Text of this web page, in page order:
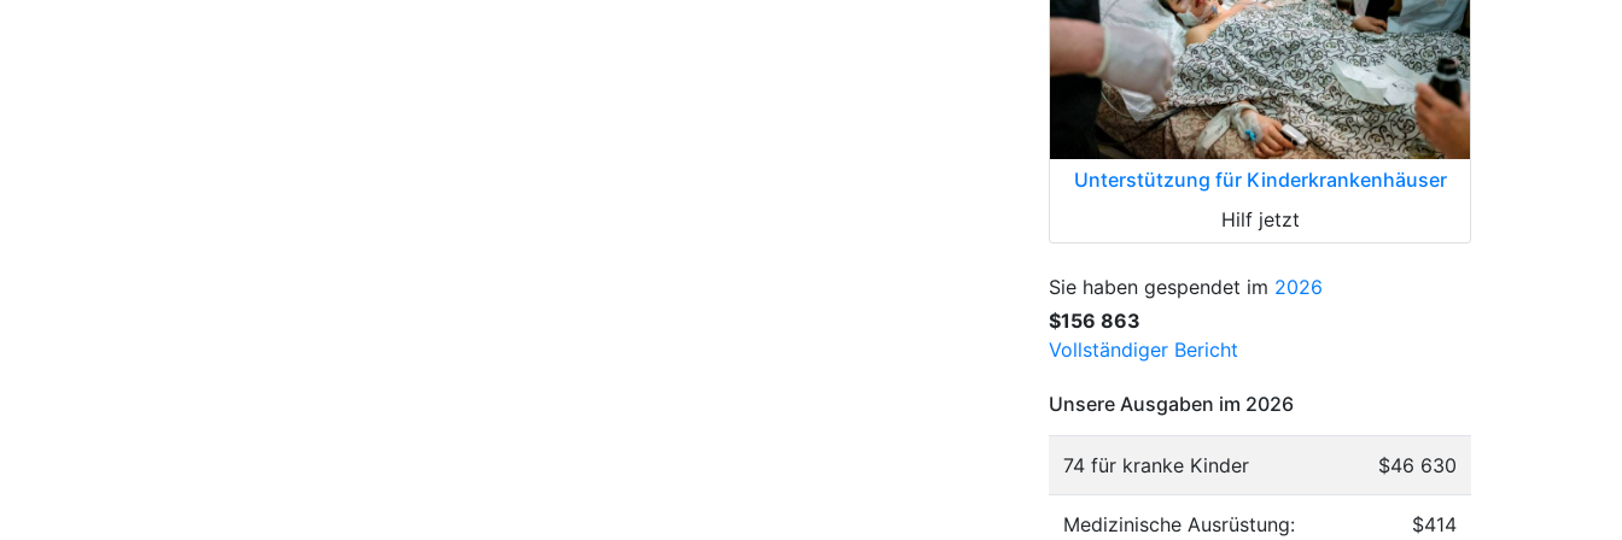
Unterstützung für Kinderkrankenhäuser
Hilf jetzt
Sie haben gespendet im 2026
$156 863
Vollständiger Bericht
Unsere Ausgaben im 2026
74 für kranke Kinder $46 630
Medizinische Ausrüstung: $414